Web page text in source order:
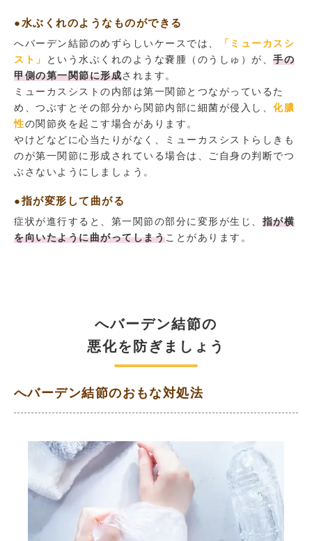
●水ぶくれのようなものができる
へバーデン結節のめずらしいケースでは、
「ミューカスシ
スト」
という水ぶくれのような嚢腫（のうしゅ）が、 手の
甲側の第一関節に形成されます。
ミューカスシストの内部は第一関節とつながっているた
め、つぶすとその部分から関節内部に細菌が侵入し、 化膿
性の関節炎を起こす場合があります。
やけどなどに心当たりがなく、ミューカスシストらしきも
のが第一関節に形成されている場合は、ご自身の判断でつ
ぶさないようにしましょう。
●指が変形して曲がる
症状が進行すると、第一関節の部分に変形が生じ、 指が横
を向いたように曲がってしまうことがあります。
へバーデン結節の
悪化を防ぎましょう
へバーデン結節のおもな対処法